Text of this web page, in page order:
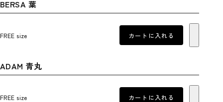
BERSA 葉
FREE size カートに入れる
ADAM 青丸
FREE size カートに入れる